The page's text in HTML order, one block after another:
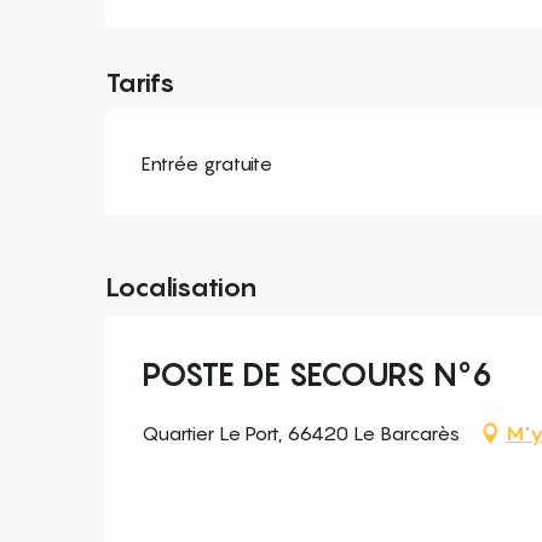
Tarifs
Entrée gratuite
Localisation
POSTE DE SECOURS N°6
Quartier Le Port, 66420 Le Barcarès